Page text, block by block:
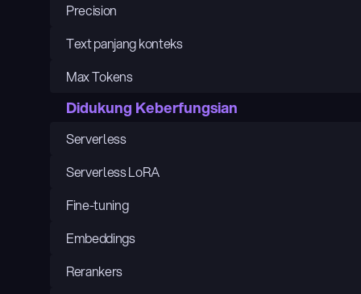
Precision
Text panjang konteks
Max Tokens
Didukung Keberfungsian
Serverless
Serverless LoRA
Fine-tuning
Embeddings
Rerankers